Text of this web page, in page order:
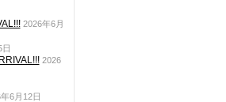
2026年6月
2026
6月12日